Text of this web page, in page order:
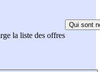
la liste des offres
Qui sont